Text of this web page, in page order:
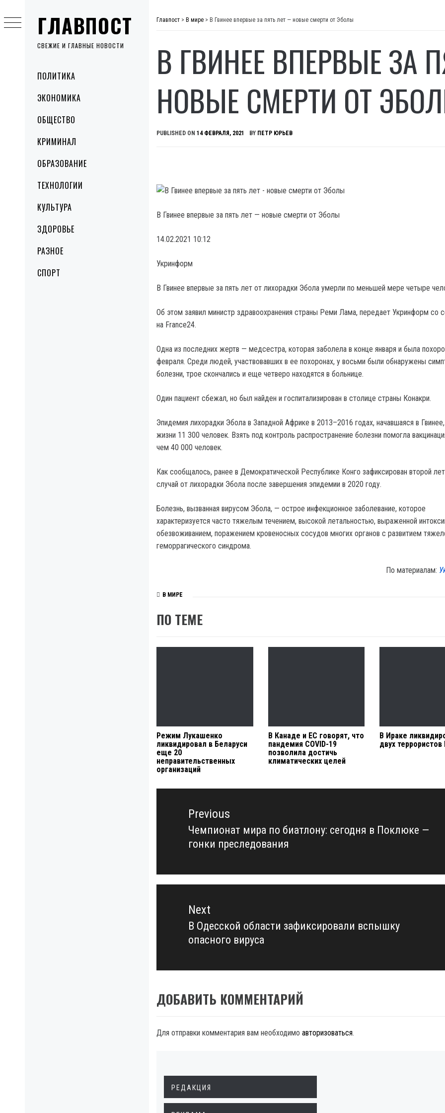
ГЛАВПОСТ
СВЕЖИЕ И ГЛАВНЫЕ НОВОСТИ
MenuПОЛИТИКА
ЭКОНОМИКА
ОБЩЕСТВО
КРИМИНАЛ
ОБРАЗОВАНИЕ
ТЕХНОЛОГИИ
КУЛЬТУРА
ЗДОРОВЬЕ
РАЗНОЕ
СПОРТ
to
content
Главпост > В мире > В Гвинее впервые за пять лет — новые смерти от Эболы
В ГВИНЕЕ ВПЕРВЫЕ ЗА
НОВЫЕ СМЕРТИ ОТ
PUBLISHED ON 14 ФЕВРАЛЯ, 2021 BY ПЕТР ЮРЬЕВ
В Гвинее впервые за пять лет — новые смерти от Эболы
14.02.2021 10:12
Укринформ
В Гвинее впервые за пять лет от лихорадки Эбола умерли по меньшей мере четыре
Об этом заявил министр здравоохранения страны Реми Лама, передает Укринформ со
на France24.
Одна из последних жертв — медсестра, которая заболела в конце января и была
февраля. Среди людей, участвовавших в ее похоронах, у восьми были обнаружены
болезни, трое скончались и еще четверо находятся в больнице.
Один пациент сбежал, но был найден и госпитализирован в столице страны Конакри.
Эпидемия лихорадки Эбола в Западной Африке в 2013–2016 годах, начавшаяся в
жизни 11 300 человек. Взять под контроль распространение болезни помогла
чем 40 000 человек.
Как сообщалось, ранее в Демократической Республике Конго зафиксирован второй
случай от лихорадки Эбола после завершения эпидемии в 2020 году.
Болезнь, вызванная вирусом Эбола, — острое инфекционное заболевание, которое
характеризуется часто тяжелым течением, высокой летальностью, выраженной
обезвоживанием, поражением кровеносных сосудов многих органов с развитием
геморрагического синдрома.
По материалам:
В МИРЕ
ПО ТЕМЕ
Режим Лукашенко
ликвидировал в Беларуси
еще 20
неправительственных
организаций
В Канаде и ЕС говорят, что
пандемия COVID-19
позволила достичь
климатических целей
В Ираке
двух
Навигация
записямPrevious
Previous
post:
Чемпионат мира по биатлону: сегодня в Поклюке —
гонки преследования
Next
Next
post:
В Одесской области зафиксировали вспышку
опасного вируса
ДОБАВИТЬ КОММЕНТАРИЙ
Для отправки комментария вам необходимо авторизоваться.
РЕДАКЦИЯ